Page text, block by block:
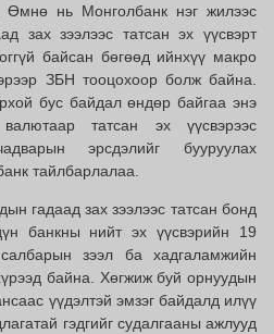
Өмнө нь Монголбанк нэг жилээс
зах зээлээс татсан эх үүсвэрт
байсан бөгөөд ийнхүү макро
ЗБН тооцохоор болж байна.
бус байдал өндөр байгаа энэ
татсан эх үүсвэрээс
эрсдэлийг бууруулах
тайлбарлалаа.
гадаад зах зээлээс татсан бонд
банкны нийт эх үүсвэрийн 19
зээл ба хадгаламжийн
байна. Хөгжиж буй орнуудын
үүдэлтэй эмзэг байдалд илүү
гэдгийг судалгааны ажлууд